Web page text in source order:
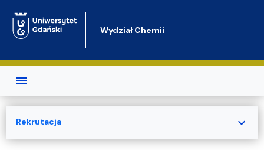
Wydział Chemii
Rekrutacja expand_more